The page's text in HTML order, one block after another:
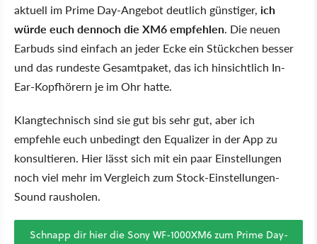
aktuell im Prime Day-Angebot deutlich günstiger, ich
würde euch dennoch die XM6 empfehlen. Die neuen
Earbuds sind einfach an jeder Ecke ein Stückchen besser
und das rundeste Gesamtpaket, das ich hinsichtlich In-
Ear-Kopfhörern je im Ohr hatte.
Klangtechnisch sind sie gut bis sehr gut, aber ich
empfehle euch unbedingt den Equalizer in der App zu
konsultieren. Hier lässt sich mit ein paar Einstellungen
noch viel mehr im Vergleich zum Stock-Einstellungen-
Sound rausholen.
Schnapp dir hier die Sony WF-1000XM6 zum Prime Day-